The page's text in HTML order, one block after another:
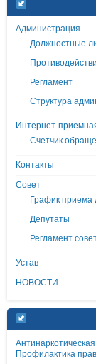
Администрация
Должностные
Регламент
Структура
Интернет-
Счетчик
Контакты
Совет
График приема
Депутаты
Регламент
Устав
НОВОСТИ
Профилактика